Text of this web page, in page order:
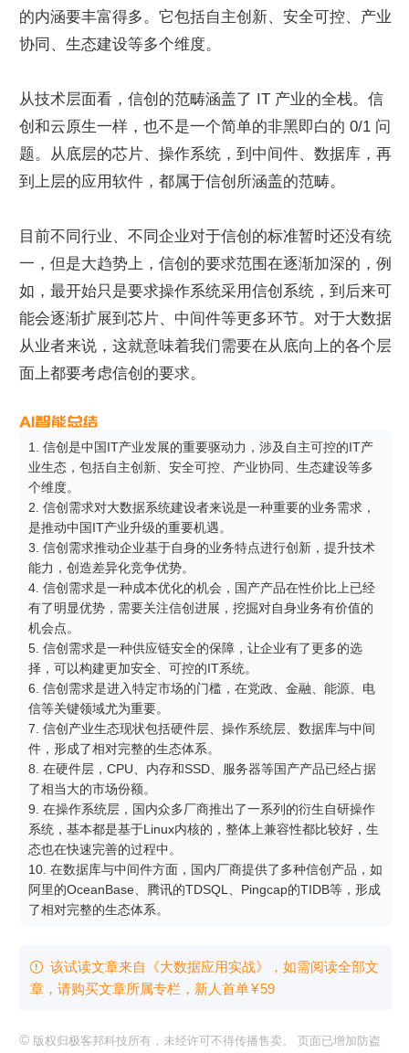
的内涵要丰富得多。它包括自主创新、安全可控、产业
协同、生态建设等多个维度。
从技术层面看，信创的范畴涵盖了 IT 产业的全栈。信
创和云原生一样，也不是一个简单的非黑即白的 0/1 问
题。从底层的芯片、操作系统，到中间件、数据库，再
到上层的应用软件，都属于信创所涵盖的范畴。
目前不同行业、不同企业对于信创的标准暂时还没有统
一，但是大趋势上，信创的要求范围在逐渐加深的，例
如，最开始只是要求操作系统采用信创系统，到后来可
能会逐渐扩展到芯片、中间件等更多环节。对于大数据
从业者来说，这就意味着我们需要在从底向上的各个层
面上都要考虑信创的要求。
1. 信创是中国IT产业发展的重要驱动力，涉及自主可控的IT产
业生态，包括自主创新、安全可控、产业协同、生态建设等多
个维度。
2. 信创需求对大数据系统建设者来说是一种重要的业务需求，
是推动中国IT产业升级的重要机遇。
3. 信创需求推动企业基于自身的业务特点进行创新，提升技术
能力，创造差异化竞争优势。
4. 信创需求是一种成本优化的机会，国产产品在性价比上已经
有了明显优势，需要关注信创进展，挖掘对自身业务有价值的
机会点。
5. 信创需求是一种供应链安全的保障，让企业有了更多的选
择，可以构建更加安全、可控的IT系统。
6. 信创需求是进入特定市场的门槛，在党政、金融、能源、电
信等关键领域尤为重要。
7. 信创产业生态现状包括硬件层、操作系统层、数据库与中间
件，形成了相对完整的生态体系。
8. 在硬件层，CPU、内存和SSD、服务器等国产产品已经占据
了相当大的市场份额。
9. 在操作系统层，国内众多厂商推出了一系列的衍生自研操作
系统，基本都是基于Linux内核的，整体上兼容性都比较好，生
态也在快速完善的过程中。
10. 在数据库与中间件方面，国内厂商提供了多种信创产品，如
阿里的OceanBase、腾讯的TDSQL、Pingcap的TIDB等，形成
了相对完整的生态体系。
 该试读文章来自《大数据应用实战》，如需阅读全部文
章，请购买文章所属专栏 ，新⼈⾸单¥59
© 版权归极客邦科技所有，未经许可不得传播售卖。 页面已增加防盗